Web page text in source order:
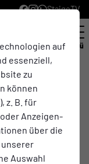
auf
essenziell,
zu
können
z. B. für
Anzeigen-
über die
unserer
Auswahl
StaigeTV
Menü
Westfalia Anholt
2. Mannschaft